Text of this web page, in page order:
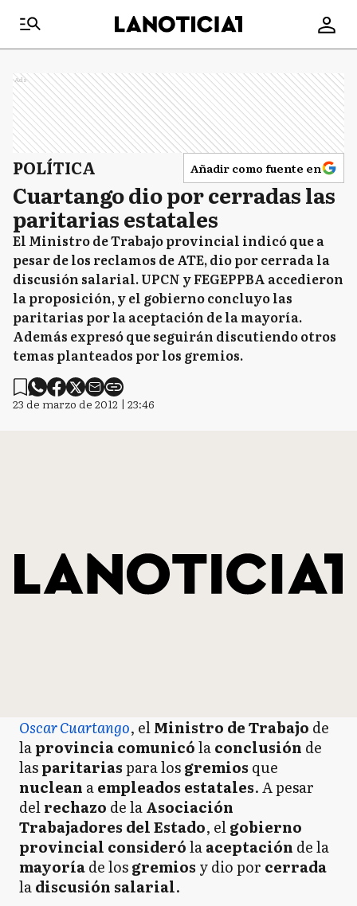
Ads
POLÍTICA Añadir como fuente en
Cuartango dio por cerradas las
paritarias estatales
El Ministro de Trabajo provincial indicó que a
pesar de los reclamos de ATE, dio por cerrada la
discusión salarial. UPCN y FEGEPPBA accedieron
la proposición, y el gobierno concluyo las
paritarias por la aceptación de la mayoría.
Además expresó que seguirán discutiendo otros
temas planteados por los gremios.
23 de marzo de 2012 | 23:46
Oscar Cuartango, elMinistro de Trabajo de
laprovincia comunicólaconclusión de
lasparitariaspara losgremios que
nuclean aempleados estatales. A pesar
delrechazo de laAsociación
Trabajadores del Estado, elgobierno
provincial considerólaaceptación de la
mayoríade losgremios y dio por cerrada
ladiscusión salarial.